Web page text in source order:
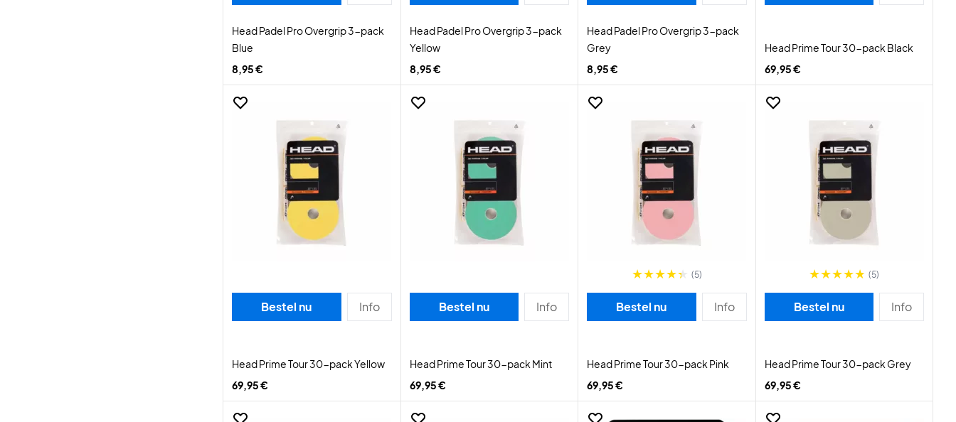
Head Padel Pro Overgrip 3-pack
Blue
8,95 €
Head Padel Pro Overgrip 3-pack
Yellow
8,95 €
Head Padel Pro Overgrip 3-pack
Grey
8,95 €
Head Prime Tour 30-pack Black
69,95 €
Bestel nu Info
Head Prime Tour 30-pack Yellow
69,95 €
Bestel nu Info
Head Prime Tour 30-pack Mint
69,95 €
(5)
Bestel nu Info
Head Prime Tour 30-pack Pink
69,95 €
(5)
Bestel nu Info
Head Prime Tour 30-pack Grey
69,95 €